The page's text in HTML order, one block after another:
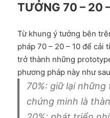
TƯỞNG 70 – 20
Từ khung ý tưởng bên
pháp 70 – 20 – 10 để cải
trở thành những
phương pháp này như
70%: giữ lại
chứng minh là